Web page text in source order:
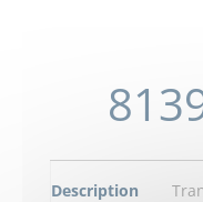
Description